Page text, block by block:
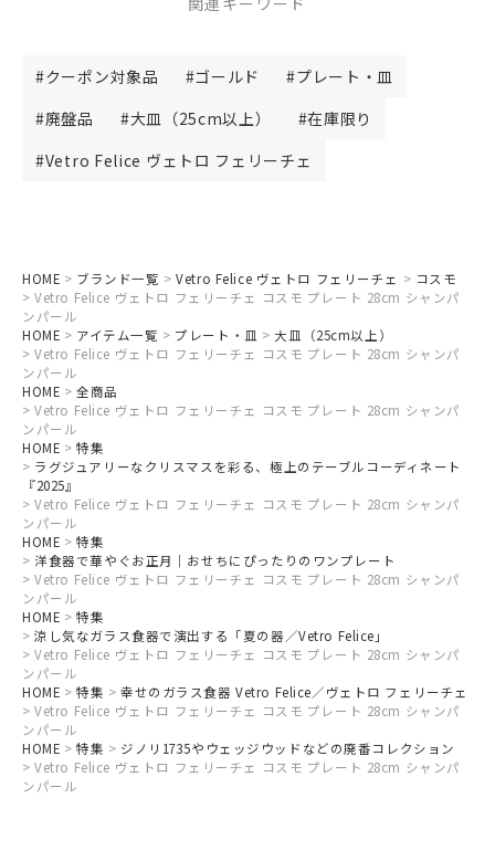
クーポン対象品 ゴールド
プレート・皿
廃盤品
大皿（25cm以上）
在庫限り
Vetro Felice ヴェトロ フェリーチェ
HOME ブランド一覧 Vetro Felice ヴェトロ フェリーチェ
コスモ
Vetro Felice ヴェトロ フェリーチェ コスモ プレート 28cm シャンパ
ンパール
HOME
アイテム一覧 プレート・皿
大皿（25cm以上）
Vetro Felice ヴェトロ フェリーチェ コスモ プレート 28cm シャンパ
ンパール
HOME
全商品
Vetro Felice ヴェトロ フェリーチェ コスモ プレート 28cm シャンパ
ンパール
HOME
特集
ラグジュアリーなクリスマスを彩る、極上のテーブルコーディネート
『2025』
Vetro Felice ヴェトロ フェリーチェ コスモ プレート 28cm シャンパ
ンパール
HOME
特集
洋食器で華やぐお正月｜おせちにぴったりのワンプレート
Vetro Felice ヴェトロ フェリーチェ コスモ プレート 28cm シャンパ
ンパール
HOME
特集
涼し気なガラス食器で演出する「夏の器／Vetro Felice」
Vetro Felice ヴェトロ フェリーチェ コスモ プレート 28cm シャンパ
ンパール
HOME
特集
幸せのガラス食器 Vetro Felice／ヴェトロ フェリーチェ
Vetro Felice ヴェトロ フェリーチェ コスモ プレート 28cm シャンパ
ンパール
HOME
特集
ジノリ1735やウェッジウッドなどの廃番コレクション
Vetro Felice ヴェトロ フェリーチェ コスモ プレート 28cm シャンパ
ンパール